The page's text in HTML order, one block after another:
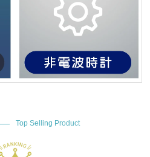
Top Selling Product